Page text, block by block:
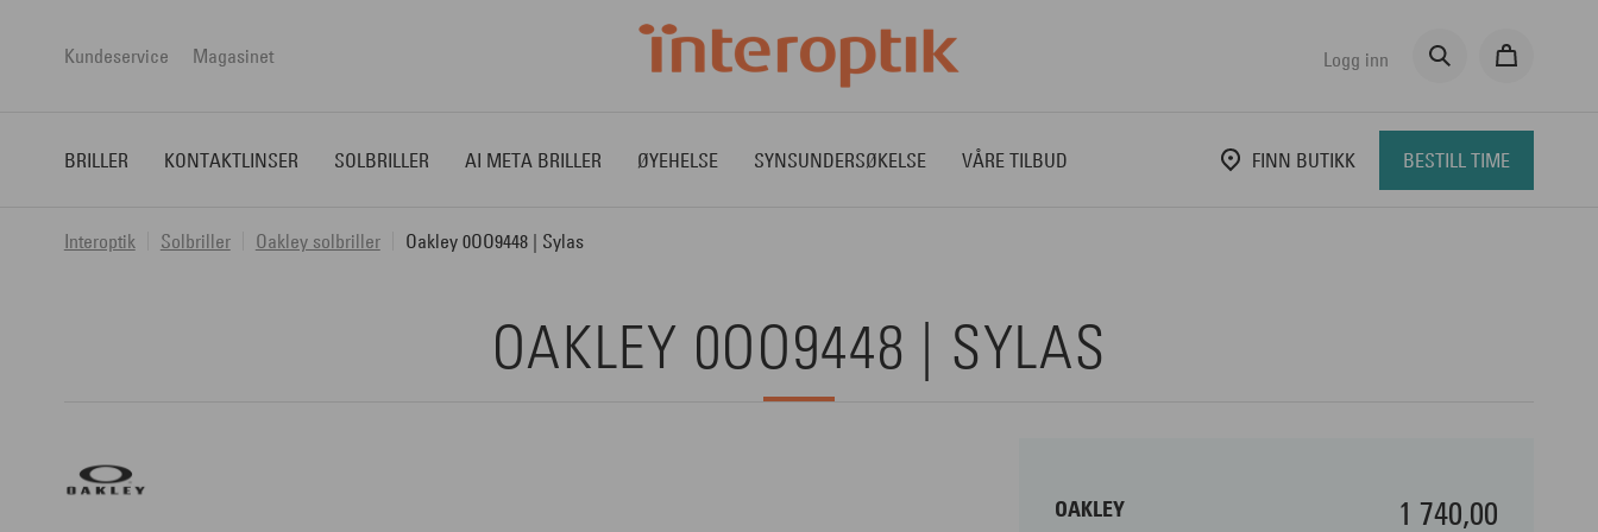
Kundeservice Magasinet Logg inn
BRILLER KONTAKTLINSER SOLBRILLER AI META BRILLER ØYEHELSE SYNSUNDERSØKELSE VÅRE TILBUD FINN BUTIKK BESTILL TIME
Interoptik Solbriller Oakley solbriller Oakley 0OO9448 | Sylas
OAKLEY 0OO9448 | SYLAS
OAKLEY 1 740,00